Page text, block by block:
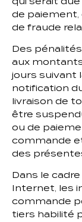
de paiement,
de fraude
Des
aux
jours suivant
notification
livraison de
être
ou de
commande
des
Dans le
Internet, les
commande
tiers habilité